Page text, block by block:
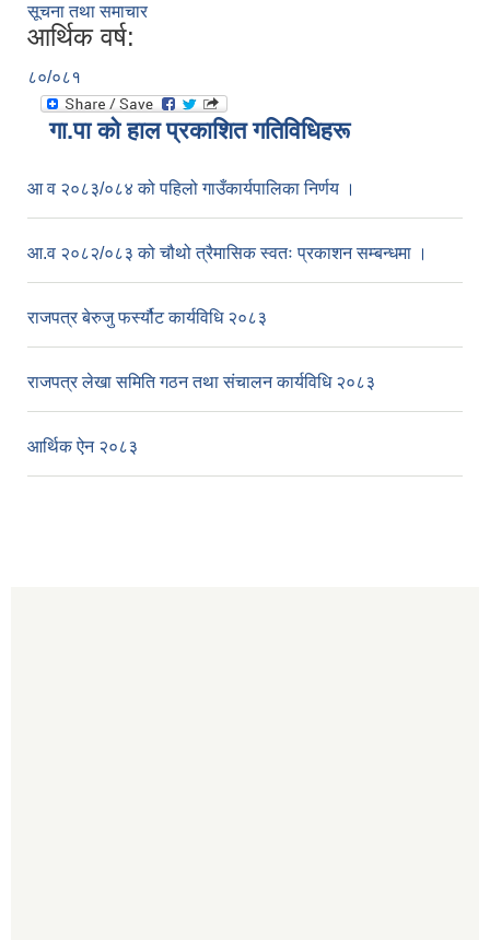
सूचना तथा समाचार
आर्थिक वर्ष:
८०/०८१
गा.पा काे हाल प्रकाशित गतिविधिहरू
आ व २०८३/०८४ को पहिलो गाउँकार्यपालिका निर्णय ।
आ.व २०८२/०८३ को चौथो त्रैमासिक स्वतः प्रकाशन सम्बन्धमा ।
राजपत्र बेरुजु फर्स्यौट कार्यविधि २०८३
राजपत्र लेखा समिति गठन तथा संचालन कार्यविधि २०८३
आर्थिक ऐन २०८३